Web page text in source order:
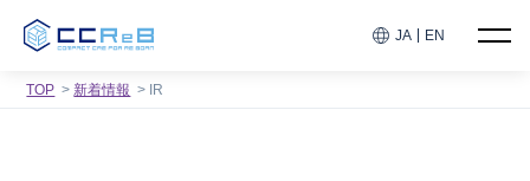
JA EN
TOP 新着情報 IR